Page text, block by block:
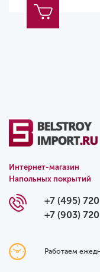
Интернет-магазин
Напольных покрытий
+7 (495)
+7 (903)
Работаем